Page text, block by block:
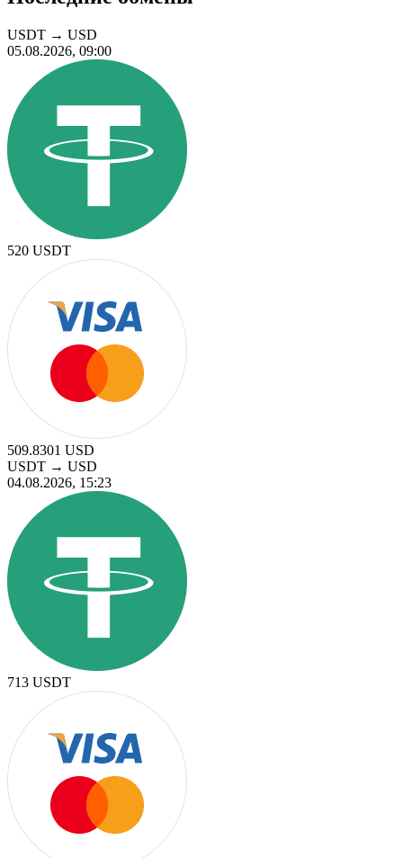
USDT → USD
05.08.2026, 09:00
520 USDT
509.8301 USD
USDT → USD
04.08.2026, 15:23
713 USDT